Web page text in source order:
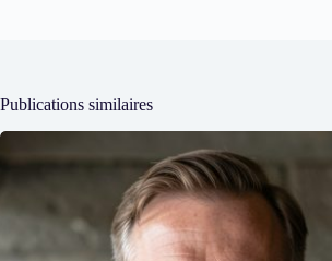
Publications similaires